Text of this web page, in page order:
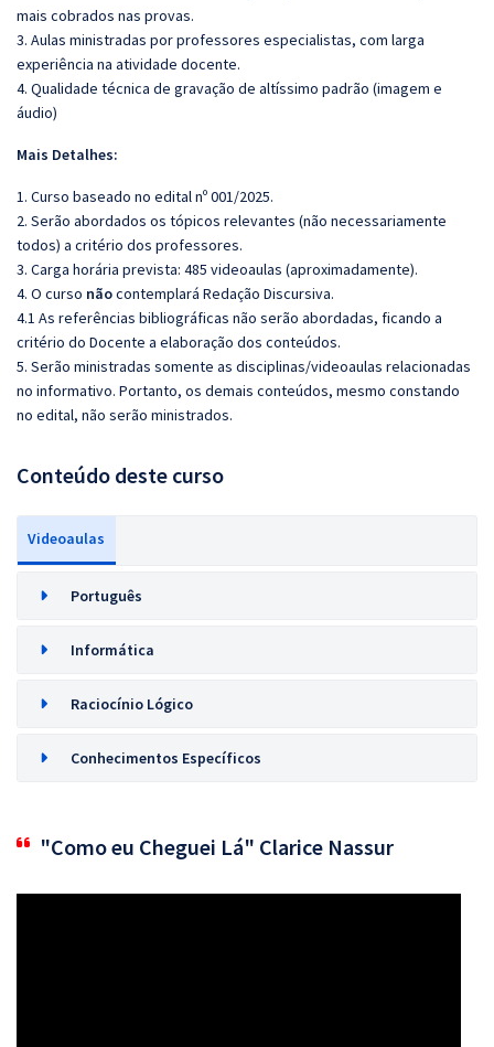
mais cobrados nas provas.
3. Aulas ministradas por professores especialistas, com larga
experiência na atividade docente.
4. Qualidade técnica de gravação de altíssimo padrão (imagem e
áudio)
Mais Detalhes:
1. Curso baseado no edital nº 001/2025.
2. Serão abordados os tópicos relevantes (não necessariamente
todos) a critério dos professores.
3. Carga horária prevista: 485 videoaulas (aproximadamente).
4. O curso nãocontemplará Redação Discursiva.
4.1 As referências bibliográficas não serão abordadas, ficando a
critério do Docente a elaboração dos conteúdos.
5. Serão ministradas somente as disciplinas/videoaulas relacionadas
no informativo. Portanto, os demais conteúdos, mesmo constando
no edital, não serão ministrados.
Conteúdo deste curso
Videoaulas
Português
Informática
Raciocínio Lógico
Conhecimentos Específicos
"Como eu Cheguei Lá" Clarice Nassur